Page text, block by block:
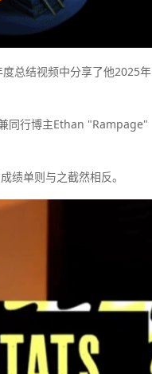
总结视频中分享了他2025年
同行博主Ethan "Rampage"
单则与之截然相反。